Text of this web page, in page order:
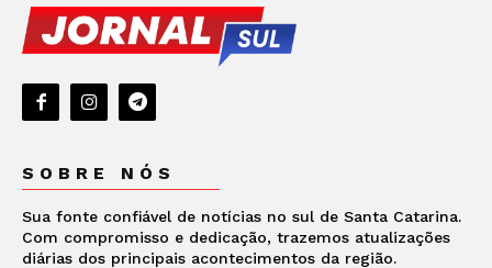
SOBRE NÓS
Sua fonte confiável de notícias no sul de Santa Catarina.
Com compromisso e dedicação, trazemos atualizações
diárias dos principais acontecimentos da região.